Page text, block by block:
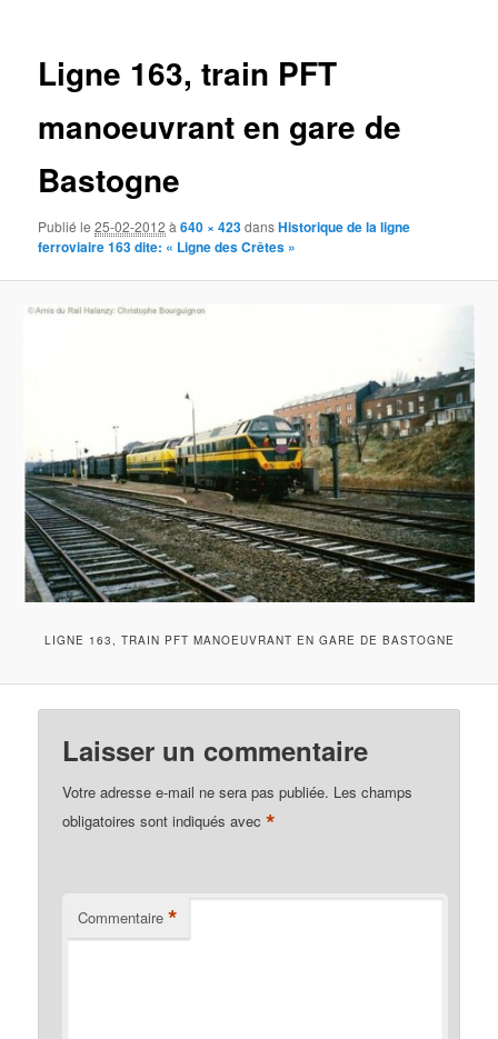
Ligne 163, train PFT
manoeuvrant en gare de
Bastogne
Publié le25-02-2012 à640 × 423dansHistorique de la ligne
ferroviaire 163 dite: « Ligne des Crêtes »
LIGNE 163, TRAIN PFT MANOEUVRANT EN GARE DE BASTOGNE
Laisser un commentaire
Votre adresse e-mail ne sera pas publiée. Les champs
obligatoires sont indiqués avec*
Commentaire *